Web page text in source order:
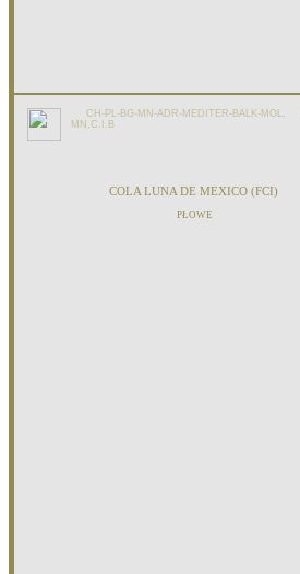
CH-PL-BG-MN-ADR-MEDITER-BALK-MOL,
MN,C.I.B
COLA LUNA DE MEXICO (FCI)
PŁOWE